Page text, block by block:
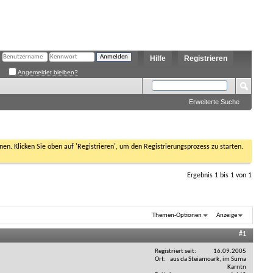
Registrieren
Hilfe
Angemeldet bleiben?
Erweiterte Suche
Klicken Sie oben auf 'Registrieren', um den Registrierungsprozess zu starten.
Ergebnis 1 bis 1 von 1
Themen-Optionen Anzeige
#1
Registriert seit
16.09.2005
Ort
aus da Steiamoark, im Suma
Karntn